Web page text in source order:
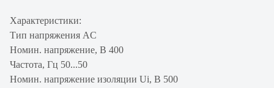
Характеристики:
Тип напряжения AC
Номин. напряжение, В 400
Частота, Гц 50...50
Номин. напряжение изоляции Ui, В 500